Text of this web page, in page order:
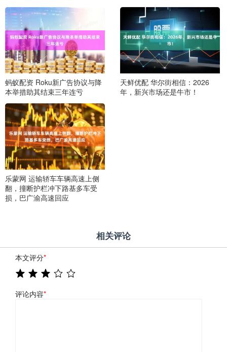
蚂蚁配资 Roku新广告协议与降
本举措助其结束三年连亏
天鲜优配 华尔街相信：2026
年，新兴市场还是牛市！
乐蒙网 运输轿车车辆高速上侧
翻，撞断护栏冲下路基多车受
损，巴广渝高速回应
相关评论
本文评分*
评论内容*